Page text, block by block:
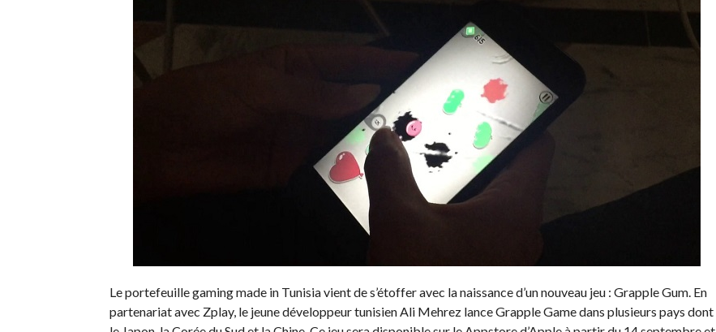
Le portefeuille gaming made in Tunisia vient de s’étoffer avec la naissance d’un nouveau jeu : Grapple Gum. En
partenariat avec Zplay, le jeune développeur tunisien Ali Mehrez lance Grapple Game dans plusieurs pays dont